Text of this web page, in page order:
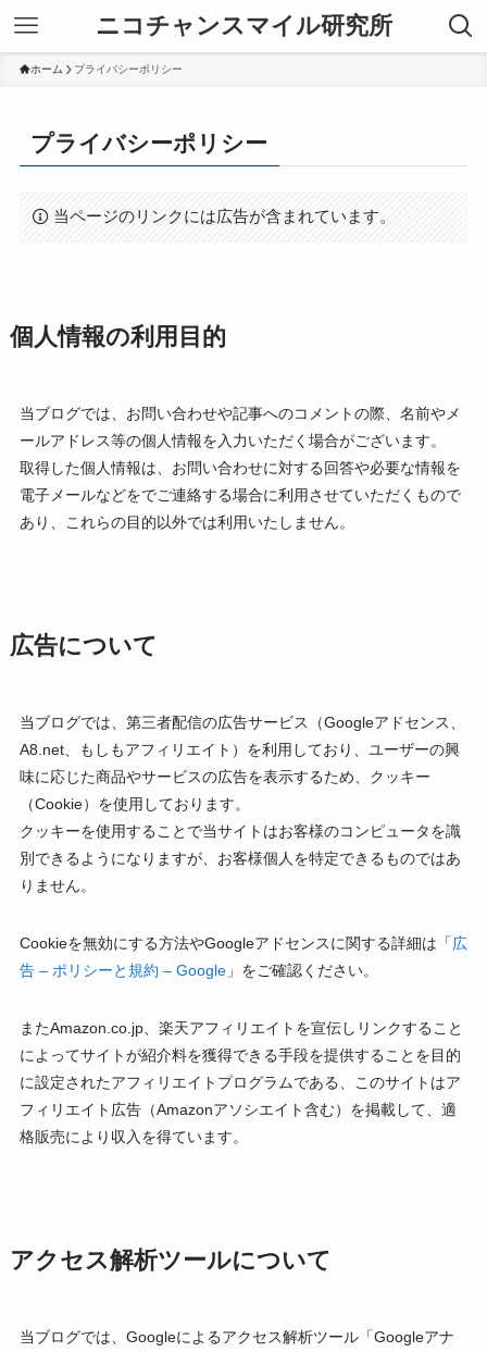
ニコチャンスマイル研究所
ホーム プライバシーポリシー
プライバシーポリシー
当ページのリンクには広告が含まれています。
個人情報の利用目的
当ブログでは、お問い合わせや記事へのコメントの際、名前やメ
ールアドレス等の個人情報を入力いただく場合がございます。
取得した個人情報は、お問い合わせに対する回答や必要な情報を
電子メールなどをでご連絡する場合に利用させていただくもので
あり、これらの目的以外では利用いたしません。
広告について
当ブログでは、第三者配信の広告サービス（Googleアドセンス、
A8.net、もしもアフィリエイト）を利用しており、ユーザーの興
味に応じた商品やサービスの広告を表示するため、クッキー
（Cookie）を使用しております。
クッキーを使用することで当サイトはお客様のコンピュータを識
別できるようになりますが、お客様個人を特定できるものではあ
りません。
Cookieを無効にする方法やGoogleアドセンスに関する詳細は「広
告 – ポリシーと規約 – Google」をご確認ください。
またAmazon.co.jp、楽天アフィリエイトを宣伝しリンクすること
によってサイトが紹介料を獲得できる手段を提供することを目的
に設定されたアフィリエイトプログラムである、このサイトはア
フィリエイト広告（Amazonアソシエイト含む）を掲載して、適
格販売により収入を得ています。
アクセス解析ツールについて
当ブログでは、Googleによるアクセス解析ツール「Googleアナ